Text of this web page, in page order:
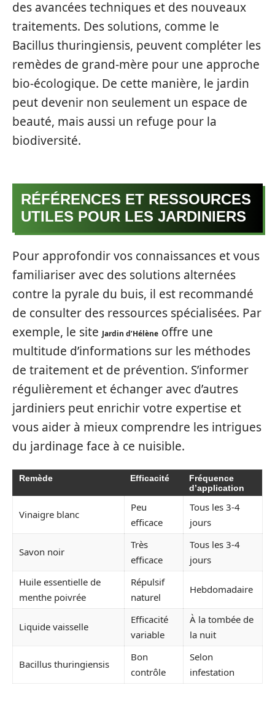
des avancées techniques et des nouveaux
traitements. Des solutions, comme le
Bacillus thuringiensis, peuvent compléter les
remèdes de grand-mère pour une approche
bio-écologique. De cette manière, le jardin
peut devenir non seulement un espace de
beauté, mais aussi un refuge pour la
biodiversité.
RÉFÉRENCES ET RESSOURCES
UTILES POUR LES JARDINIERS
Pour approfondir vos connaissances et vous
familiariser avec des solutions alternées
contre la pyrale du buis, il est recommandé
de consulter des ressources spécialisées. Par
exemple, le site Jardin d’Hélène offre une
multitude d’informations sur les méthodes
de traitement et de prévention. S’informer
régulièrement et échanger avec d’autres
jardiniers peut enrichir votre expertise et
vous aider à mieux comprendre les intrigues
du jardinage face à ce nuisible.
Remède Efficacité
Fréquence
d’application
Vinaigre blanc
Peu
efficace
Tous les 3-4
jours
Savon noir
Très
efficace
Tous les 3-4
jours
Huile essentielle de
menthe poivrée
Répulsif
naturel
Hebdomadaire
Liquide vaisselle
Efficacité
variable
À la tombée de
la nuit
Bacillus thuringiensis
Bon
contrôle
Selon
infestation